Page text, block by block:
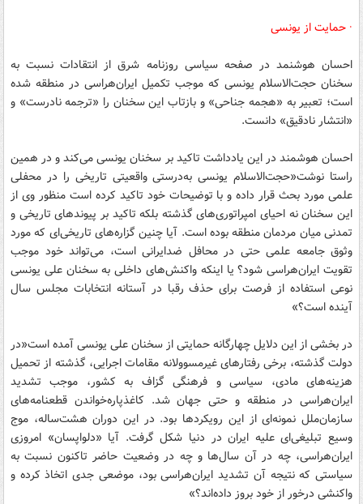
· حمایت از یونسی
احسان هوشنمد در صفحه سیاسی روزنامه شرق از انتقادات نسبت به
سخنان حجت‌الاسلام یونسی که موجب تکمیل ایران‌هراسی در منطقه شده
است؛ تعبیر به «هجمه جناحی» و بازتاب این سخنان را «ترجمه نادرست» و
«انتشار نادقیق» دانست.
احسان هوشمند در این یادداشت تاکید بر سخنان یونسی می‌کند و در همین
راستا نوشت«حجت‌الاسلام یونسی به‌درستی واقعیتی تاریخی را در محفلی
علمی مورد بحث قرار داده و با توضیحات خود تاکید کرده است منظور وی از
این سخنان نه احیای امپراتوری‌های گذشته بلکه تاکید بر پیوندهای تاریخی و
تمدنی میان مردمان منطقه بوده است. آیا چنین گزاره‌های تاریخی‌ای که مورد
وثوق جامعه علمی حتی در محافل ضدایرانی است، می‌تواند خود موجب
تقویت ایران‌هراسی شود؟ یا اینکه واکنش‌های داخلی به سخنان علی یونسی
نوعی استفاده از فرصت برای حذف رقبا در آستانه انتخابات مجلس سال
آینده است؟»
در بخشی از این دلایل چهارگانه حمایتی از سخنان علی یونسی آمده است«در
دولت گذشته، برخی رفتارهای غیرمسوولانه مقامات اجرایی، گذشته از تحمیل
هزینه‌های مادی، سیاسی و فرهنگی گزاف به کشور، موجب تشدید
ایران‌هراسی در منطقه و حتی جهان شد. کاغذپاره‌خواندن قطعنامه‌های
سازمان‌ملل نمونه‌ای از این رویکردها بود. در این دوران هشت‌ساله، موج
وسیع تبلیغی‌ای علیه ایران در دنیا شکل گرفت. آیا «دلواپسان» امروزی
ایران‌هراسی، چه در آن سال‌ها و چه در وضعیت حاضر تاکنون نسبت به
سیاستی که نتیجه آن تشدید ایران‌هراسی بود، موضعی جدی اتخاذ کرده و
واکنشی درخور از خود بروز داده‌اند؟»